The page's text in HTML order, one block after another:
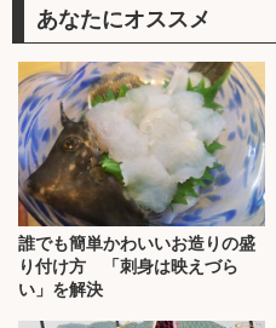
あなたにオススメ
誰でも簡単かわいいお造りの盛
り付け方 「刺身は映えづら
い」を解決